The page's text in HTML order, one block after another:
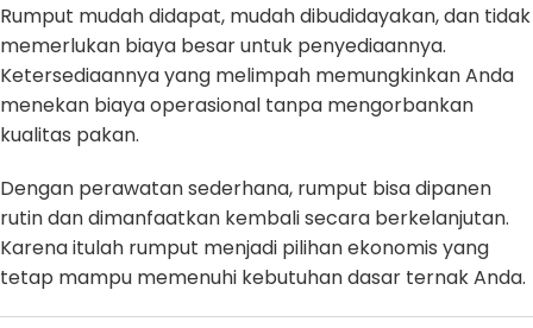
Rumput mudah didapat, mudah dibudidayakan, dan tidak
memerlukan biaya besar untuk penyediaannya.
Ketersediaannya yang melimpah memungkinkan Anda
menekan biaya operasional tanpa mengorbankan
kualitas pakan.
Dengan perawatan sederhana, rumput bisa dipanen
rutin dan dimanfaatkan kembali secara berkelanjutan.
Karena itulah rumput menjadi pilihan ekonomis yang
tetap mampu memenuhi kebutuhan dasar ternak Anda.